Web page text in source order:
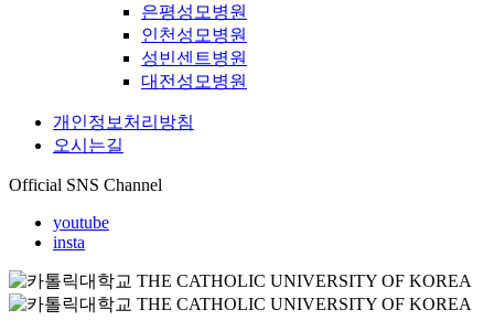
은평성모병원
인천성모병원
성빈센트병원
대전성모병원
개인정보처리방침
오시는길
Official SNS Channel
youtube
insta